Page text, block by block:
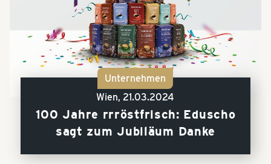
Unternehmen
Wien,21.03.2024
100 Jahre rrröstfrisch: Eduscho
sagt zum Jubiläum Danke